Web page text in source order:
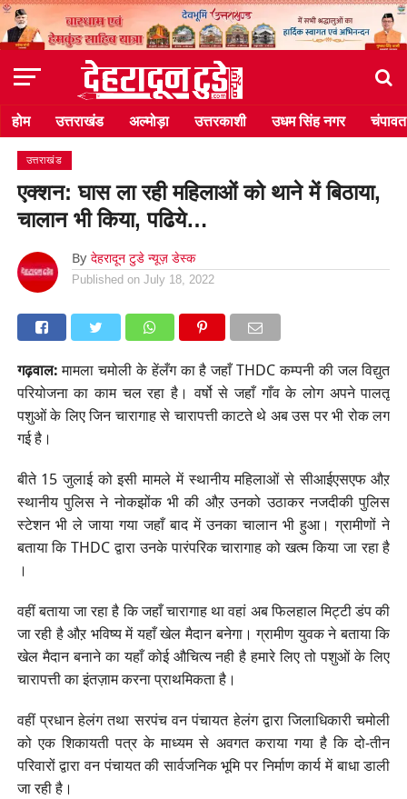
होम उत्तराखंड अल्मोड़ा उत्तरकाशी उधम सिंह नगर चंपावत
उत्तराखंड
एक्शन: घास ला रही महिलाओं को थाने में बिठाया,
चालान भी किया, पढिये…
By देहरादून टुडे न्यूज़ डेस्क
Published on July 18, 2022
गढ़वाल:मामला चमोली के हेंलँग का है जहाँ THDC कम्पनी की जल विद्युत
परियोजना का काम चल रहा है। वर्षो से जहाँ गाँव के लोग अपने पालतू
पशुओं के लिए जिन चारागाह से चारापत्ती काटते थे अब उस पर भी रोक लग
गई है।
बीते 15 जुलाई को इसी मामले में स्थानीय महिलाओं से सीआईएसएफ औऱ
स्थानीय पुलिस ने नोकझोंक भी की औऱ उनको उठाकर नजदीकी पुलिस
स्टेशन भी ले जाया गया जहाँ बाद में उनका चालान भी हुआ। ग्रामीणों ने
बताया कि THDC द्वारा उनके पारंपरिक चारागाह को खत्म किया जा रहा है
।
वहीं बताया जा रहा है कि जहाँ चारागाह था वहां अब फिलहाल मिट्टी डंप की
जा रही है औऱ भविष्य में यहाँ खेल मैदान बनेगा। ग्रामीण युवक ने बताया कि
खेल मैदान बनाने का यहाँ कोई औचित्य नही है हमारे लिए तो पशुओं के लिए
चारापत्ती का इंतज़ाम करना प्राथमिकता है।
वहीं प्रधान हेलंग तथा सरपंच वन पंचायत हेलंग द्वारा जिलाधिकारी चमोली
को एक शिकायती पत्र के माध्यम से अवगत कराया गया है कि दो-तीन
परिवारों द्वारा वन पंचायत की सार्वजनिक भूमि पर निर्माण कार्य में बाधा डाली
जा रही है।